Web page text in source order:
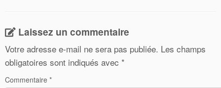
Laissez un commentaire
Votre adresse e-mail ne sera pas publiée. Les champs
obligatoires sont indiqués avec *
Commentaire *